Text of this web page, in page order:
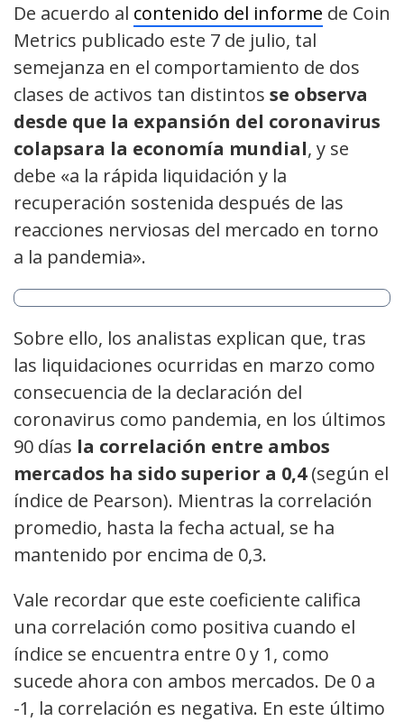
De acuerdo al contenido del informe de Coin
Metrics publicado este 7 de julio, tal
semejanza en el comportamiento de dos
clases de activos tan distintos se observa
desde que la expansión del coronavirus
colapsara la economía mundial, y se
debe «a la rápida liquidación y la
recuperación sostenida después de las
reacciones nerviosas del mercado en torno
a la pandemia».
Sobre ello, los analistas explican que, tras
las liquidaciones ocurridas en marzo como
consecuencia de la declaración del
coronavirus como pandemia, en los últimos
90 días la correlación entre ambos
mercados ha sido superior a 0,4(según el
índice de Pearson). Mientras la correlación
promedio, hasta la fecha actual, se ha
mantenido por encima de 0,3.
Vale recordar que este coeficiente califica
una correlación como positiva cuando el
índice se encuentra entre 0 y 1, como
sucede ahora con ambos mercados. De 0 a
-1, la correlación es negativa. En este último